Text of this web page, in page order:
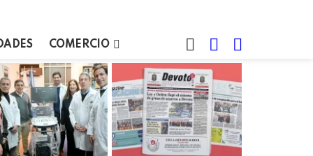
COMERCIO
SWITCH
SKIN
BUSCAR